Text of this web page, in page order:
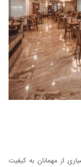
از مهمانان به کیفیت